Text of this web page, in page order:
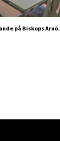
på Biskops Arnö.